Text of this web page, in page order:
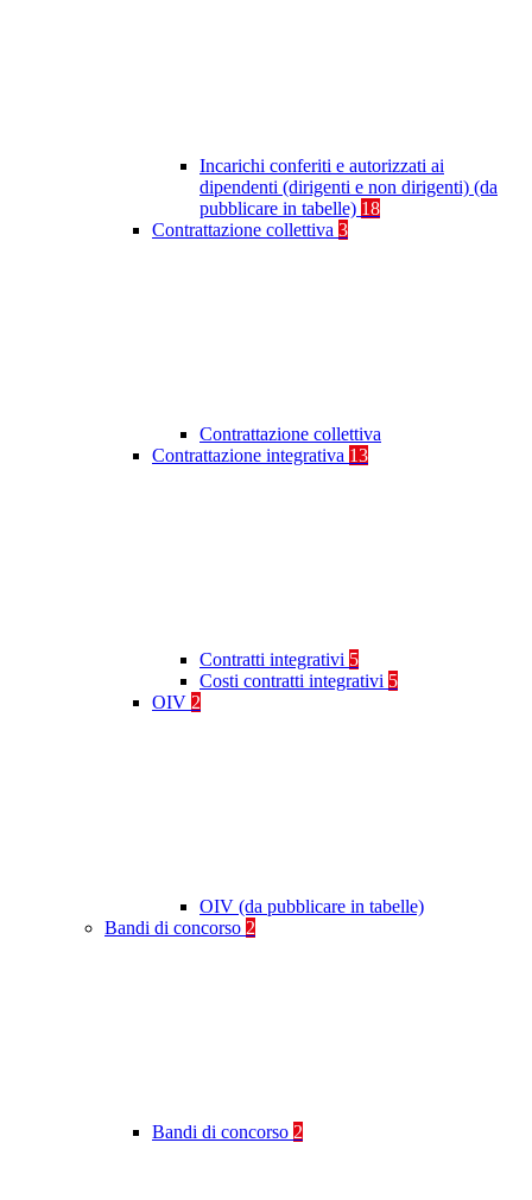
Incarichi conferiti e autorizzati ai
dipendenti (dirigenti e non dirigenti) (da
pubblicare in tabelle) 18
Contrattazione collettiva 3
Contrattazione collettiva
Contrattazione integrativa 13
Contratti integrativi 5
Costi contratti integrativi 5
OIV 2
OIV (da pubblicare in tabelle)
Bandi di concorso 2
Bandi di concorso 2